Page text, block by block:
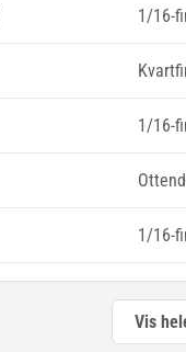
1/16-
1/16-
1/16-
Vis